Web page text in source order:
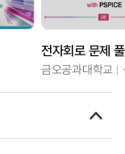
전자회로 문제
금오공과대학교